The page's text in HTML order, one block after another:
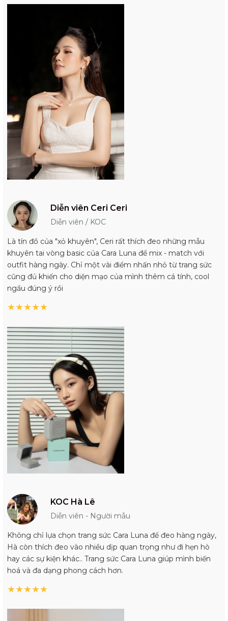
Diễn viên Ceri Ceri
Diễn viên / KOC
Là tín đồ của "xỏ khuyên", Ceri rất thích đeo những mẫu
khuyên tai vòng basic của Cara Luna để mix - match với
outfit hàng ngày. Chỉ một vài điểm nhấn nhỏ từ trang sức
cũng đủ khiến cho diện mạo của mình thêm cá tính, cool
ngầu đúng ý rồi
★★★★★
KOC Hà Lê
Diễn viên - Người mẫu
Không chỉ lựa chọn trang sức Cara Luna để đeo hàng ngày,
Hà còn thích đeo vào nhiều dịp quan trọng như đi hẹn hò
hay các sự kiện khác.. Trang sức Cara Luna giúp mình biến
hoá và đa dạng phong cách hơn.
★★★★★